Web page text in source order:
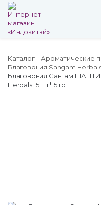
Каталог Ароматические
Благовония Sangam Herbals
Благовония Сангам ШАНТИ
Herbals 15 шт*15 гр